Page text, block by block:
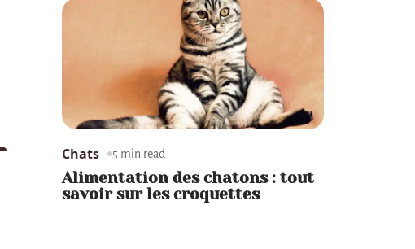
Chats 5 min read
Alimentation des chatons : tout
savoir sur les croquettes